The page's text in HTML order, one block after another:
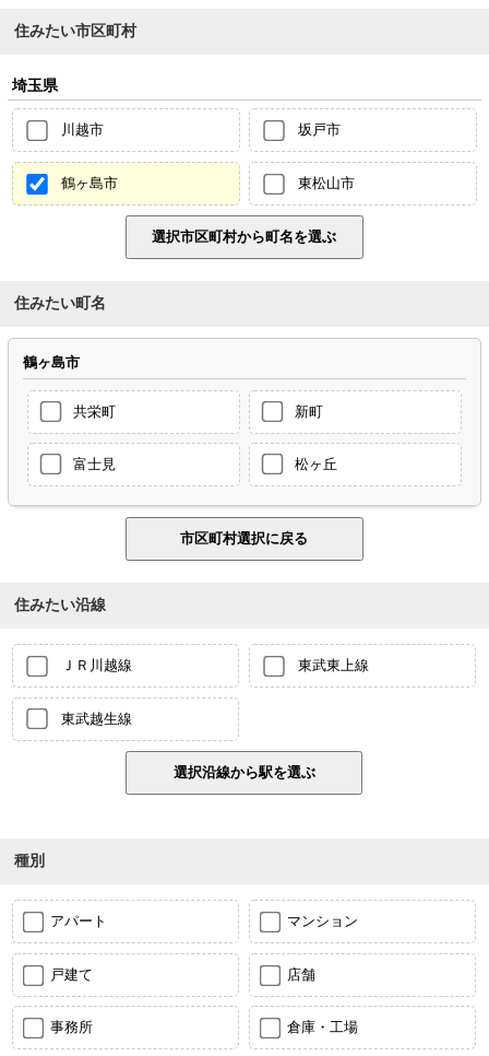
住みたい市区町村
埼玉県
川越市 坂戸市
鶴ヶ島市 東松山市
住みたい町名
鶴ヶ島市
共栄町 新町
富士見 松ヶ丘
住みたい沿線
ＪＲ川越線 東武東上線
東武越生線
種別
アパート マンション
戸建て 店舗
事務所 倉庫・工場